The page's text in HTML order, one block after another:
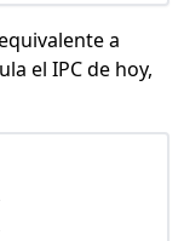
a
el IPC de hoy,